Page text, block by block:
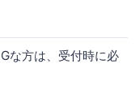
方は、受付時に必